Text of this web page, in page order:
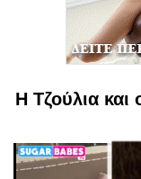
Η Τζούλια και